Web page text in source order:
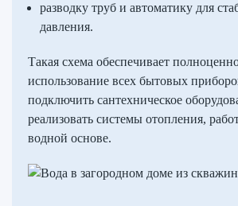
разводку труб и автоматику для
давления.
Такая схема обеспечивает
использование всех бытовых
подключить сантехническое
реализовать системы отопления,
водной основе.